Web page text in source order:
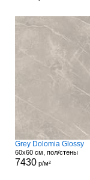
Grey Dolomia Glossy
60x60 см, пол/стены
7430 р/м²